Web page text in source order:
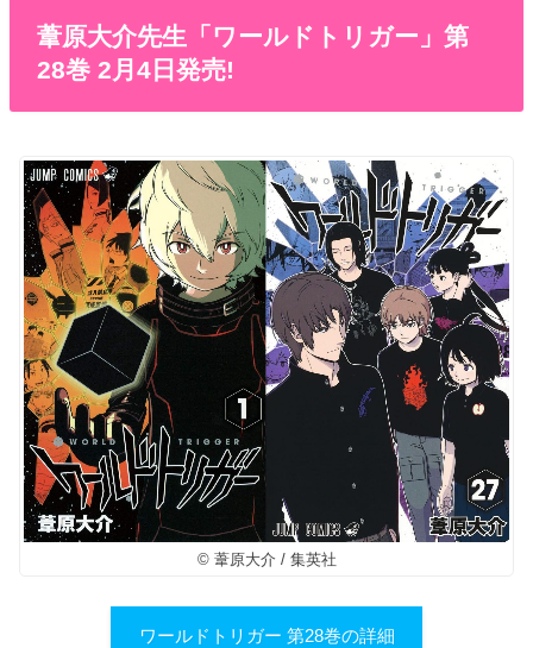
葦原大介先生「ワールドトリガー」第
28巻 2月4日発売!
© 葦原大介 / 集英社
ワールドトリガー 第28巻の詳細